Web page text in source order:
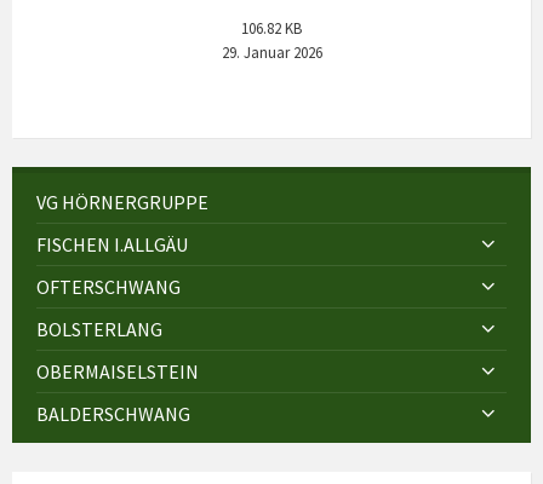
106.82 KB
29. Januar 2026
VG HÖRNERGRUPPE
FISCHEN I.ALLGÄU
OFTERSCHWANG
BOLSTERLANG
OBERMAISELSTEIN
BALDERSCHWANG